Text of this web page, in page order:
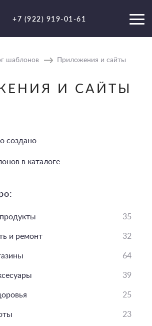
+7 (922) 919-01-61
шаблонов Приложения и сайты
И САЙТЫ
создано
в каталоге
35
и ремонт 32
64
39
25
23